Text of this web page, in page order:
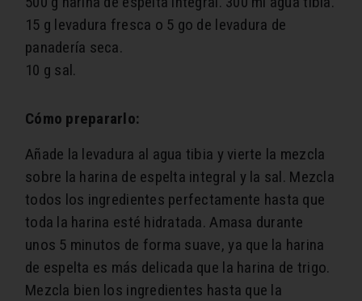
15 g levadura fresca o 5 go de levadura de
panadería seca.
10 g sal.
Cómo prepararlo:
Añade la levadura al agua tibia y vierte la mezcla
sobre la harina de espelta integral y la sal. Mezcla
todos los ingredientes perfectamente hasta que
toda la harina esté hidratada. Amasa durante
unos 5 minutos de forma suave, ya que la harina
de espelta es más delicada que la harina de trigo.
Mezcla bien los ingredientes hasta que la